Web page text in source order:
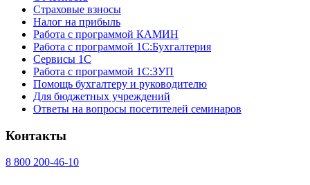
Страховые взносы
Налог на прибыль
Работа с программой КАМИН
Работа с программой 1С:Бухгалтерия
Сервисы 1С
Работа с программой 1С:ЗУП
Помощь бухгалтеру и руководителю
Для бюджетных учреждений
Ответы на вопросы посетителей семинаров
Контакты
8 800 200-46-10